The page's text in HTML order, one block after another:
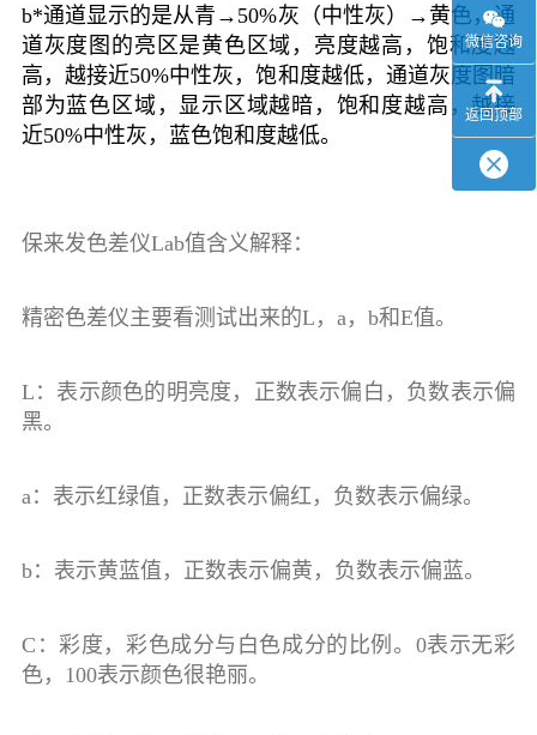
b*通道显示的是从青→50%灰（中性灰）→黄色，通
道灰度图的亮区是黄色区域，亮度越高，饱和度越
高，越接近50%中性灰，饱和度越低，通道灰度图暗
部为蓝色区域，显示区域越暗，饱和度越高，越接
近50%中性灰，蓝色饱和度越低。
保来发色差仪Lab值含义解释：
精密色差仪主要看测试出来的L，a，b和E值。
L：表示颜色的明亮度，正数表示偏白，负数表示偏
黑。
a：表示红绿值，正数表示偏红，负数表示偏绿。
b：表示黄蓝值，正数表示偏黄，负数表示偏蓝。
C：彩度，彩色成分与白色成分的比例。0表示无彩
色，100表示颜色很艳丽。
微信咨询
返回顶部